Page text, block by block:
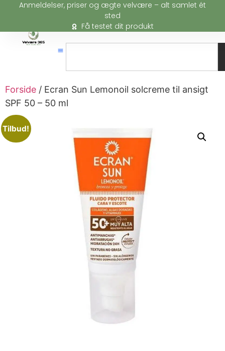
Anmeldelser, priser og ægte velvære – alt samlet ét
sted
Få testet dit produkt
Forside / Ecran Sun Lemonoil solcreme til ansigt
SPF 50 – 50 ml
Tilbud!